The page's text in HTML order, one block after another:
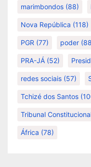
marimbondos (88)
Nova República (118)
PGR (77) poder
PRA-JÁ (52)
redes sociais (57)
Tchizé dos Santos
Tribunal
África (78)